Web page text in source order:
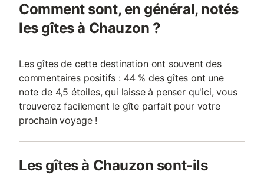
Comment sont, en général, notés
les gîtes à Chauzon ?
Les gîtes de cette destination ont souvent des
commentaires positifs : 44 % des gîtes ont une
note de 4,5 étoiles, qui laisse à penser qu'ici, vous
trouverez facilement le gîte parfait pour votre
prochain voyage !
Les gîtes à Chauzon sont-ils